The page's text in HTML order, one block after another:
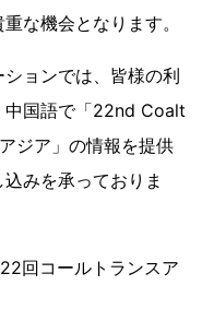
な機会となります。
ョンでは、皆様の利
中国語で「22nd Coalt
ジア」の情報を提供
みを承っておりま
回コールトランスア